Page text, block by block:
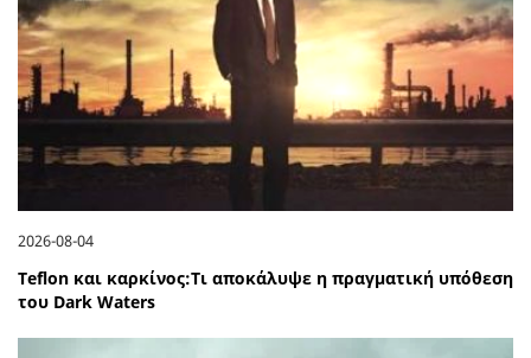
2026-08-04
Teflon και καρκίνος:Τι αποκάλυψε η πραγματική υπόθεση
του Dark Waters